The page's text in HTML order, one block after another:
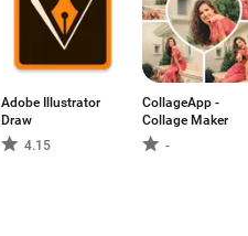
Adobe Illustrator
Draw
4.15
CollageApp -
Collage Maker
-